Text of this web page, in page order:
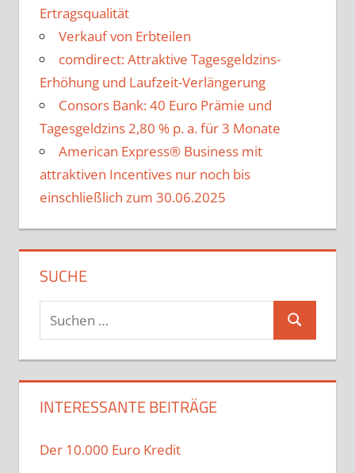
Ertragsqualität
Verkauf von Erbteilen
comdirect: Attraktive Tagesgeldzins-
Erhöhung und Laufzeit-Verlängerung
Consors Bank: 40 Euro Prämie und
Tagesgeldzins 2,80 % p. a. für 3 Monate
American Express® Business mit
attraktiven Incentives nur noch bis
einschließlich zum 30.06.2025
SUCHE
Suchen
nach:
Suchen
INTERESSANTE BEITRÄGE
Der 10.000 Euro Kredit